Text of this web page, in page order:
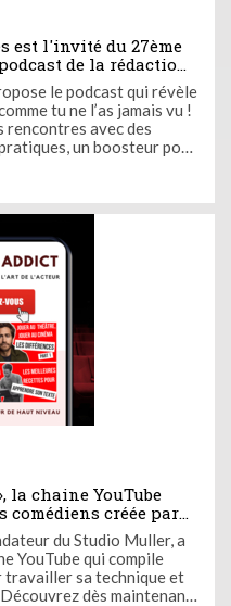
est l'invité du 27ème
de la rédaction
le podcast qui révèle
tu ne l’as jamais vu !
rencontres avec des
un boosteur pour
Casting Call ! Dans ...
la chaine YouTube
créée par
Studio Muller
du Studio Muller, a
YouTube qui compile
travailler sa technique et
dès maintenant